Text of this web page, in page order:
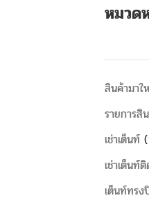
หมวด
สินค้ามาใ
รายการสิ
เช่าเต็นท์
เช่าเต็นท์
เต็นท์ทรง